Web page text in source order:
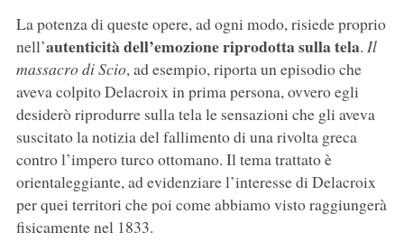
La potenza di queste opere, ad ogni modo, risiede proprio
nell’autenticità dell’emozione riprodotta sulla tela. Il
massacro di Scio, ad esempio, riporta un episodio che
aveva colpito Delacroix in prima persona, ovvero egli
desiderò riprodurre sulla tela le sensazioni che gli aveva
suscitato la notizia del fallimento di una rivolta greca
contro l’impero turco ottomano. Il tema trattato è
orientaleggiante, ad evidenziare l’interesse di Delacroix
per quei territori che poi come abbiamo visto raggiungerà
fisicamente nel 1833.